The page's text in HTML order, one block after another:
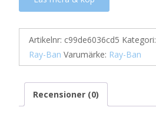
Artikelnr: c99de6036cd5 Kategori:
Ray-Ban Varumärke: Ray-Ban
Recensioner (0)